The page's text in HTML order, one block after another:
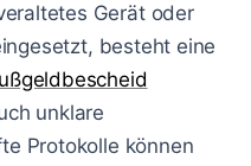
Gerät oder
besteht eine
unklare
Protokolle können